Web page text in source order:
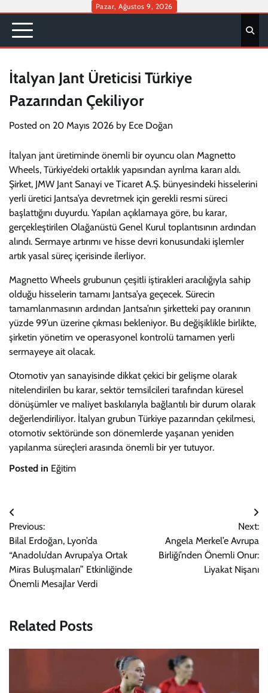
content
Pazar, Ağustos 9, 2026
İtalyan Jant Üreticisi Türkiye
Pazarından Çekiliyor
Posted on 20 Mayıs 2026 by Ece Doğan
İtalyan jant üretiminde önemli bir oyuncu olan Magnetto
Wheels, Türkiye’deki ortaklık yapısından ayrılma kararı aldı.
Şirket, JMW Jant Sanayi ve Ticaret A.Ş. bünyesindeki hisselerini
yerli üretici Jantsa’ya devretmek için gerekli resmi süreci
başlattığını duyurdu. Yapılan açıklamaya göre, bu karar,
gerçekleştirilen Olağanüstü Genel Kurul toplantısının ardından
alındı. Sermaye artırımı ve hisse devri konusundaki işlemler
artık yasal süreç içerisinde ilerliyor.
Magnetto Wheels grubunun çeşitli iştirakleri aracılığıyla sahip
olduğu hisselerin tamamı Jantsa’ya geçecek. Sürecin
tamamlanmasının ardından Jantsa’nın şirketteki pay oranının
yüzde 99’un üzerine çıkması bekleniyor. Bu değişiklikle birlikte,
şirketin yönetim ve operasyonel kontrolü tamamen yerli
sermayeye ait olacak.
Otomotiv yan sanayisinde dikkat çekici bir gelişme olarak
nitelendirilen bu karar, sektör temsilcileri tarafından küresel
dönüşümler ve maliyet baskılarıyla bağlantılı bir durum olarak
değerlendiriliyor. İtalyan grubun Türkiye pazarından çekilmesi,
otomotiv sektöründe son dönemlerde yaşanan yeniden
yapılanma süreçleri arasında önemli bir yer tutuyor.
Posted in Eğitim
Yazı
gezinmesi
Previous:
Bilal Erdoğan, Lyon’da
“Anadolu’dan Avrupa’ya Ortak
Miras Buluşmaları” Etkinliğinde
Önemli Mesajlar Verdi
Next:
Angela Merkel’e Avrupa
Birliği’nden Önemli Onur:
Liyakat Nişanı
Related Posts